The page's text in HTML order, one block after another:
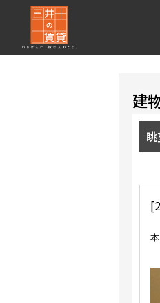
私たちレジ
ご提供する
借
厳選した都
くご提案しま
貸
賃貸運営を
最適なプラ
資
分譲マンシ
ご相談も承り
レジデント
各種サービ
建